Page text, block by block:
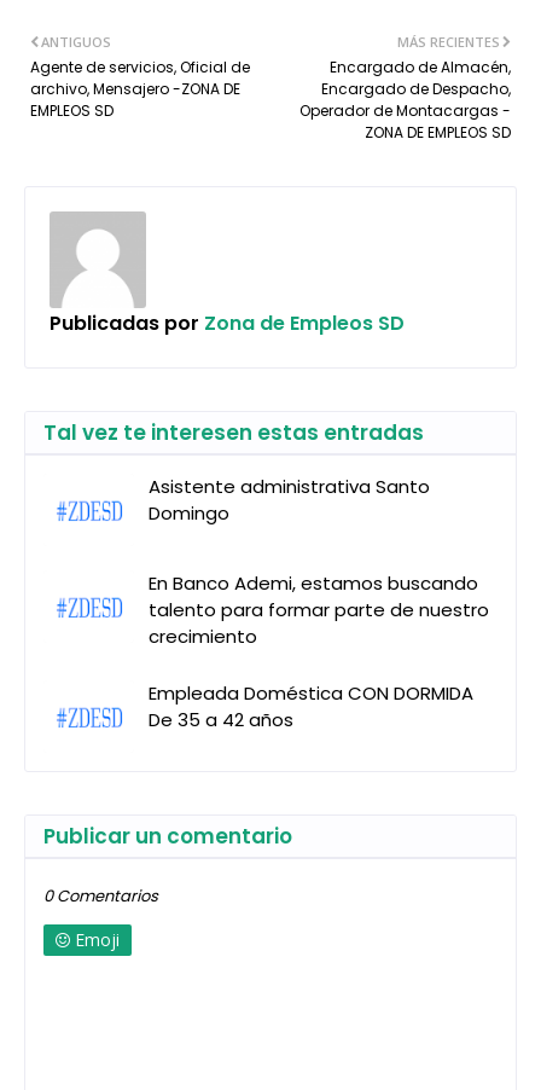
MÁS RECIENTES
Encargado de Almacén,
Encargado de Despacho,
Operador de Montacargas -
ZONA DE EMPLEOS SD
ANTIGUOS
Agente de servicios, Oficial de
archivo, Mensajero -ZONA DE
EMPLEOS SD
Publicadas por Zona de Empleos SD
Tal vez te interesen estas entradas
Asistente administrativa Santo
Domingo
En Banco Ademi, estamos buscando
talento para formar parte de nuestro
crecimiento
Empleada Doméstica CON DORMIDA
De 35 a 42 años
Publicar un comentario
0 Comentarios
Emoji